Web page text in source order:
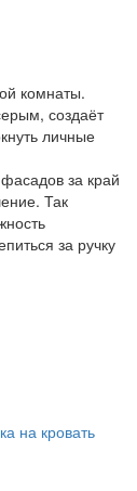
комнаты.
создаёт
личные
за край
Так
за ручку
на кровать